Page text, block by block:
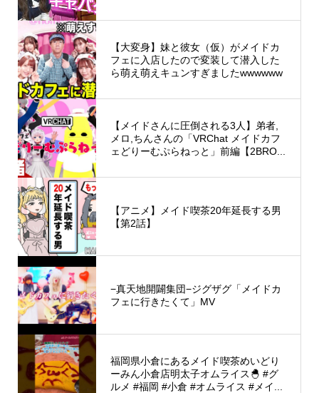
【大変身】妹と彼女（仮）がメイドカ
フェに入店したので変装して潜入した
ら萌え萌えキュンすぎましたwwwwww
【メイドさんに圧倒される3人】弟者,
メロ,ちんさんの「VRChat メイドカフ
ェどりーむぷらねっと」前編【2BRO...
【アニメ】メイド喫茶20年延長する男
【第2話】
−真天地開闢集団−ジグザグ「メイドカ
フェに行きたくて」MV
福岡県小倉にあるメイド喫茶めいどり
ーみん小倉店明太子オムライス🐣 #グ
ルメ #福岡 #小倉 #オムライス #メイ...